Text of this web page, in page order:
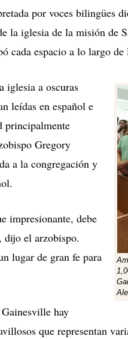
por voces bilingües
la iglesia de la misión de
cada espacio a lo largo
iglesia a oscuras
leídas en español e
principalmente
Gregory
a la congregación y
impresionante, debe
dijo el arzobispo.
lugar de gran fe para
hay
que representan